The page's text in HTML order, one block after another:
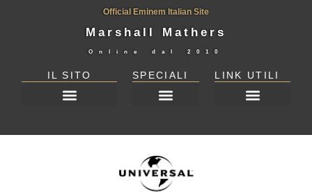
Official Eminem Italian Site
Marshall Mathers
Online dal 2010
IL SITO SPECIALI LINK UTILI